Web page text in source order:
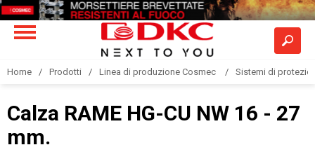
Home Prodotti Linea di produzione Cosmec Sistemi di
Calza RAME HG-CU NW 16 - 27
mm.